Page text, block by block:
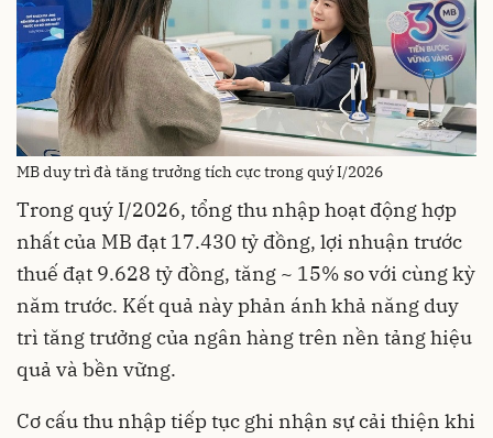
MB duy trì đà tăng trưởng tích cực trong quý I/2026
Trong quý I/2026, tổng thu nhập hoạt động hợp
nhất của MB đạt 17.430 tỷ đồng, lợi nhuận trước
thuế đạt 9.628 tỷ đồng, tăng ~ 15% so với cùng kỳ
năm trước. Kết quả này phản ánh khả năng duy
trì tăng trưởng của ngân hàng trên nền tảng hiệu
quả và bền vững.
Cơ cấu thu nhập tiếp tục ghi nhận sự cải thiện khi